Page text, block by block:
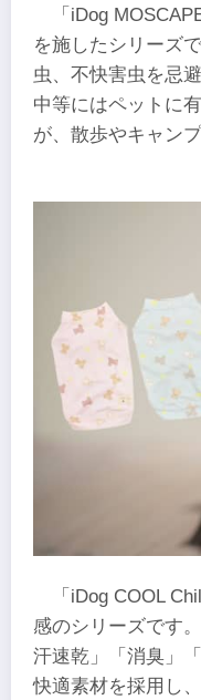
「iDog
を施したシリーズ
虫、不快害虫を忌
中等にはペットに
が、散歩やキャン
「iDog COOL
感のシリーズです
汗速乾」「消臭」
快適素材を採用し